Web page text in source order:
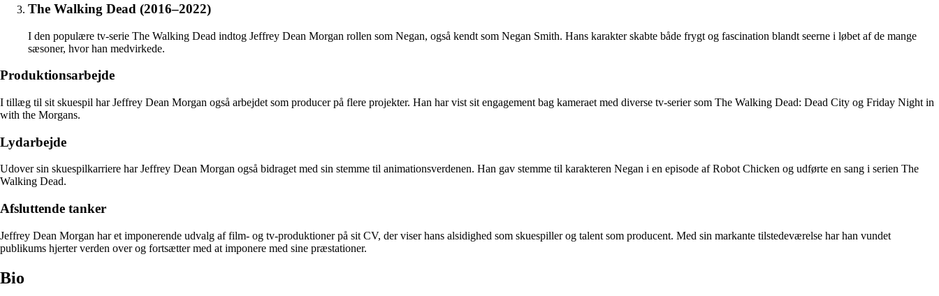
The Walking Dead (2016–2022)
I den populære tv-serie The Walking Dead indtog Jeffrey Dean Morgan rollen som Negan, også kendt som Negan Smith. Hans karakter skabte både frygt og fascination blandt seerne i løbet af de mange
sæsoner, hvor han medvirkede.
Produktionsarbejde
I tillæg til sit skuespil har Jeffrey Dean Morgan også arbejdet som producer på flere projekter. Han har vist sit engagement bag kameraet med diverse tv-serier som The Walking Dead: Dead City og Friday Night in
with the Morgans.
Lydarbejde
Udover sin skuespilkarriere har Jeffrey Dean Morgan også bidraget med sin stemme til animationsverdenen. Han gav stemme til karakteren Negan i en episode af Robot Chicken og udførte en sang i serien The
Walking Dead.
Afsluttende tanker
Jeffrey Dean Morgan har et imponerende udvalg af film- og tv-produktioner på sit CV, der viser hans alsidighed som skuespiller og talent som producent. Med sin markante tilstedeværelse har han vundet
publikums hjerter verden over og fortsætter med at imponere med sine præstationer.
Bio